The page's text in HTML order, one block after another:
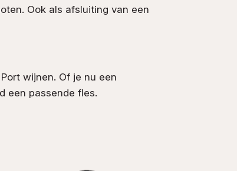
Ook als afsluiting van een
wijnen. Of je nu een
een passende fles.